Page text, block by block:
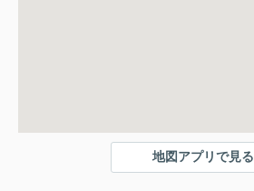
地図アプリで見る